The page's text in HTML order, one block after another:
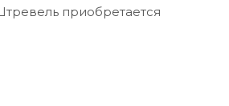
приобретается